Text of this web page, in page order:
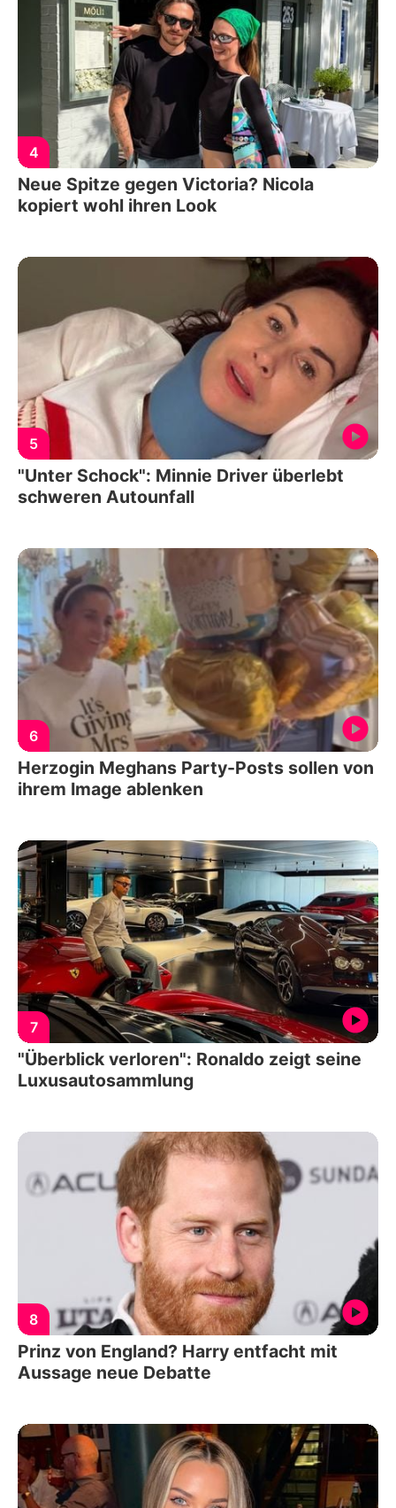
4
Neue Spitze gegen Victoria? Nicola
kopiert wohl ihren Look
5
"Unter Schock": Minnie Driver überlebt
schweren Autounfall
6
Herzogin Meghans Party-Posts sollen von
ihrem Image ablenken
7
"Überblick verloren": Ronaldo zeigt seine
Luxusautosammlung
8
Prinz von England? Harry entfacht mit
Aussage neue Debatte